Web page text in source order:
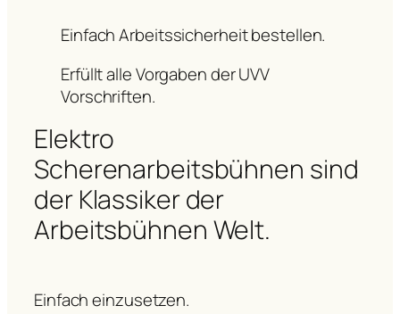
Einfach Arbeitssicherheit bestellen.
Erfüllt alle Vorgaben der UVV
Vorschriften.
Elektro
Scherenarbeitsbühnen sind
der Klassiker der
Arbeitsbühnen Welt.
Einfach einzusetzen.